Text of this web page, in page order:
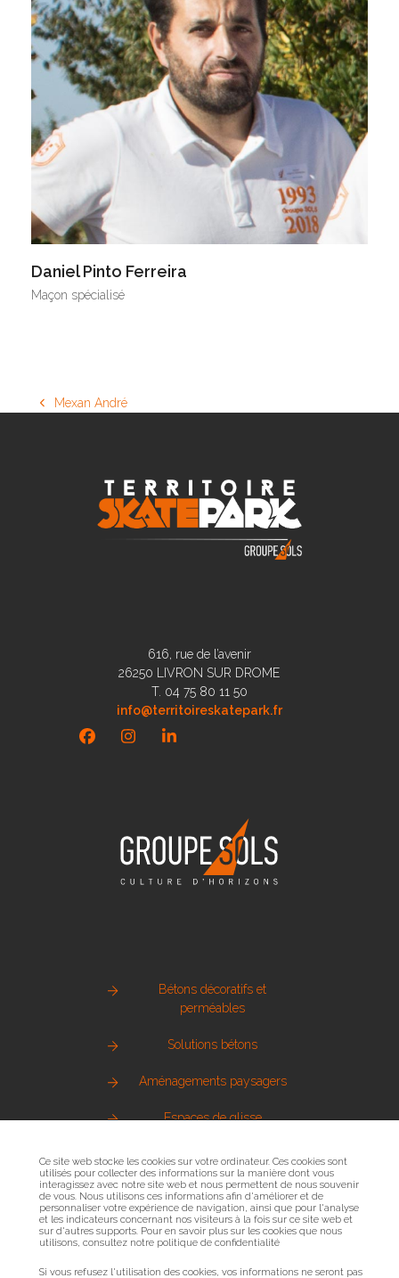
Daniel Pinto Ferreira
Maçon spécialisé
previous
Mexan André
616, rue de l’avenir
26250 LIVRON SUR DROME
T. 04 75 80 11 50
info@territoireskatepark.fr
FacebookInstagramLinkedIn
Bétons décoratifs et
perméables
Solutions bétons
Aménagements paysagers
Espaces de glisse
Métallerie urbaine
Sols sportifs
Ce site web stocke les cookies sur votre ordinateur. Ces cookies sont
utilisés pour collecter des informations sur la manière dont vous
interagissez avec notre site web et nous permettent de nous souvenir
de vous. Nous utilisons ces informations afin d'améliorer et de
personnaliser votre expérience de navigation, ainsi que pour l'analyse
et les indicateurs concernant nos visiteurs à la fois sur ce site web et
sur d'autres supports. Pour en savoir plus sur les cookies que nous
utilisons, consultez notre politique de confidentialité
Si vous refusez l'utilisation des cookies, vos informations ne seront pas